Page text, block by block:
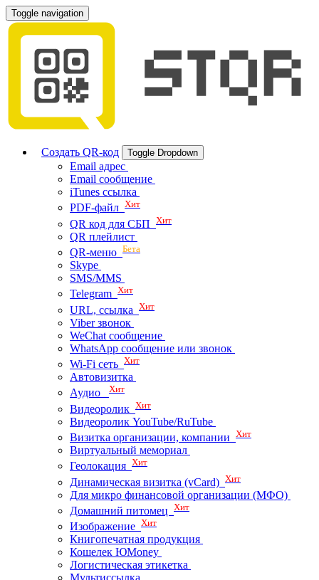
Toggle navigation
Создать QR-код Toggle Dropdown
Email адрес
Email сообщение
iTunes ссылка
PDF-файл Хит
QR код для СБП Хит
QR плейлист
QR-меню Бета
Skype
SMS/MMS
Telegram Хит
URL, ссылка Хит
Viber звонок
WeChat сообщение
WhatsApp сообщение или звонок
Wi-Fi сеть Хит
Автовизитка
Аудио Хит
Видеоролик Хит
Видеоролик YouTube/RuTube
Визитка организации, компании Хит
Виртуальный мемориал
Геолокация Хит
Динамическая визитка (vCard) Хит
Для микро финансовой организации (МФО)
Домашний питомец Хит
Изображение Хит
Книгопечатная продукция
Кошелек ЮMoney
Логистическая этикетка